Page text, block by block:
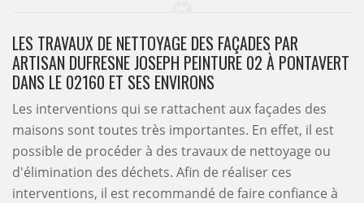
LES TRAVAUX DE NETTOYAGE DES FAÇADES PAR
ARTISAN DUFRESNE JOSEPH PEINTURE 02 À PONTAVERT
DANS LE 02160 ET SES ENVIRONS
Les interventions qui se rattachent aux façades des
maisons sont toutes très importantes. En effet, il est
possible de procéder à des travaux de nettoyage ou
d'élimination des déchets. Afin de réaliser ces
interventions, il est recommandé de faire confiance à